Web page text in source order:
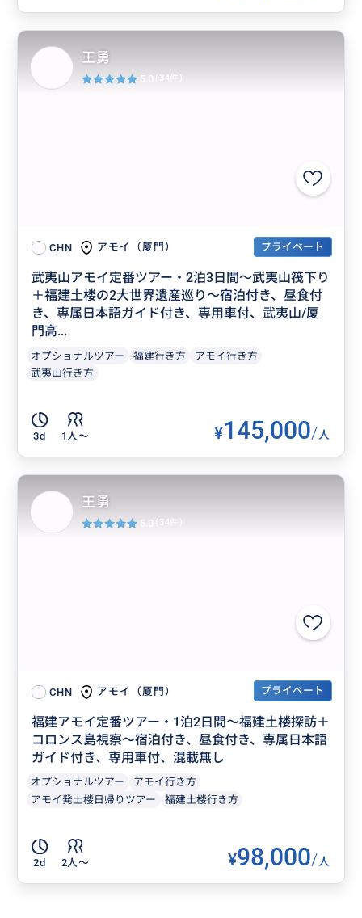
CHN アモイ（厦門） プライベート
武夷山アモイ定番ツアー・2泊3日間～武夷山筏下り
＋福建土楼の2大世界遺産巡り～宿泊付き、昼食付
き、専属日本語ガイド付き、専用車付、武夷山/厦
門高...
オプショナルツアー 福建行き方
アモイ行き方
武夷山行き方
3d 1人〜 ¥145,000/人
王勇
5.0 (34件)
CHN アモイ（厦門） プライベート
福建アモイ定番ツアー・1泊2日間～福建土楼探訪＋
コロンス島視察～宿泊付き、昼食付き、専属日本語
ガイド付き、専用車付、混載無し
オプショナルツアー
アモイ行き方
アモイ発土楼日帰りツアー
福建土楼行き方
2d 2人〜 ¥98,000/人
王勇
5.0 (34件)